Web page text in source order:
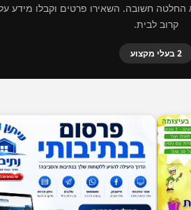
חשובה. השאירו פרטים וקבלו מידע על
קרוב לבית.
2 בעלי מקצוע